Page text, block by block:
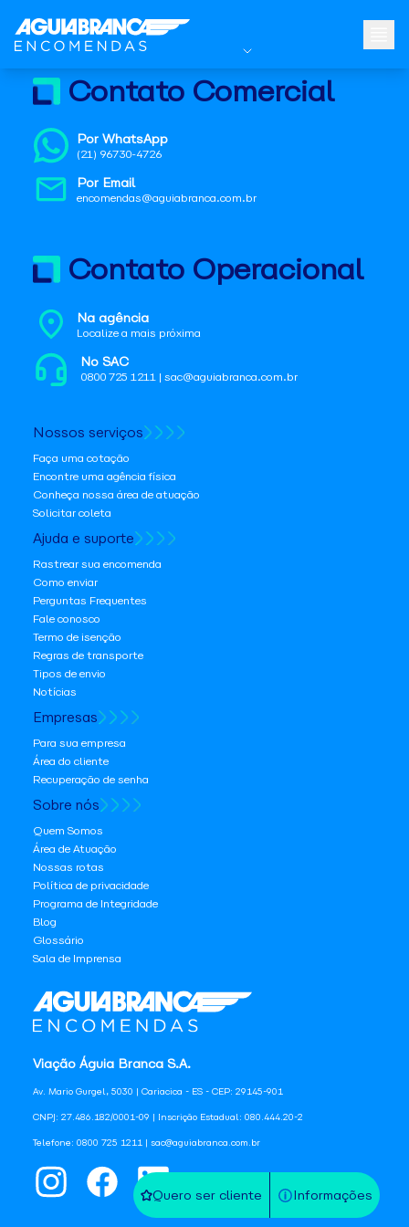
Quero ser cliente Informações
Viação Águia Branca S.A.
Av. Mario Gurgel, 5030 | Cariacica - ES - CEP: 29145-901
CNPJ: 27.486.182/0001-09 | Inscrição Estadual: 080.444.20-2
Telefone: 0800 725 1211 | sac@aguiabranca.com.br
Contato Comercial
Por WhatsApp
(21) 96730-4726
Por Email
encomendas@aguiabranca.com.br
Contato Operacional
Na agência
Localize a mais próxima
No SAC
0800 725 1211 | sac@aguiabranca.com.br
Nossos serviços
Faça uma cotação
Encontre uma agência física
Conheça nossa área de atuação
Solicitar coleta
Ajuda e suporte
Rastrear sua encomenda
Como enviar
Perguntas Frequentes
Fale conosco
Termo de isenção
Regras de transporte
Tipos de envio
Notícias
Empresas
Para sua empresa
Área do cliente
Recuperação de senha
Sobre nós
Quem Somos
Área de Atuação
Nossas rotas
Política de privacidade
Programa de Integridade
Blog
Glossário
Sala de Imprensa